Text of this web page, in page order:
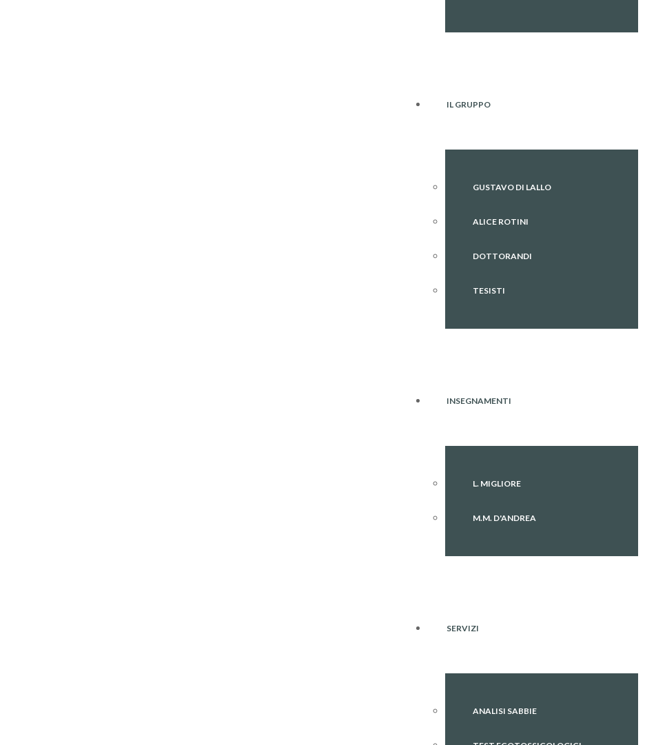
IL GRUPPO
GUSTAVO DI LALLO
ALICE ROTINI
DOTTORANDI
TESISTI
INSEGNAMENTI
L. MIGLIORE
M.M. D'ANDREA
SERVIZI
ANALISI SABBIE